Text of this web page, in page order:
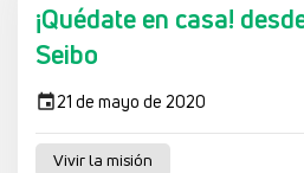
¡Quédate en casa!
Seibo
21 de mayo de 2020
Vivir la misión